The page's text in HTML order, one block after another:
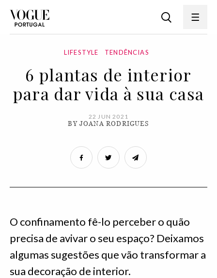
LIFESTYLE TENDÊNCIAS
6 plantas de interior
para dar vida à sua casa
22 JUN 2021
BY JOANA RODRIGUES
O confinamento fê-lo perceber o quão
precisa de avivar o seu espaço? Deixamos
algumas sugestões que vão transformar a
sua decoração de interior.